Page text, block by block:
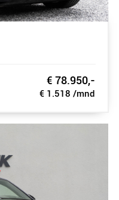
€ 78.950,-
€ 1.518 /mnd